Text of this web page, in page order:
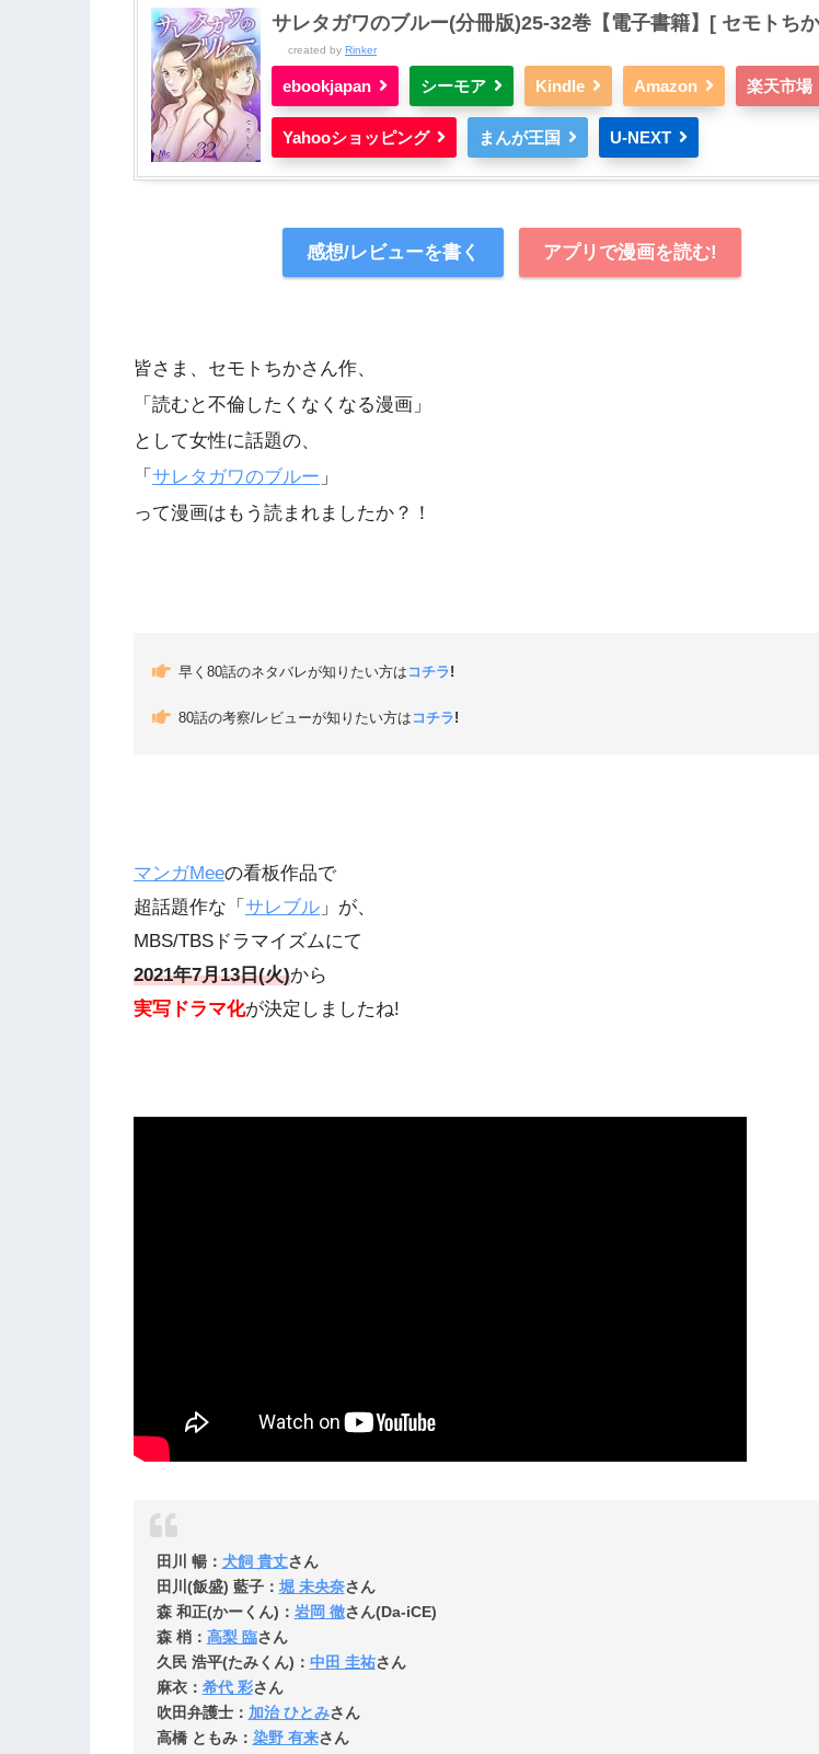
サレタガワのブルー(分冊版)25-32巻【電子書籍】[ セモトち
created by Rinker
ebookjapan シーモア Kindle Amazon 楽天市場
Yahooショッピング まんが王国 U-NEXT
感想/レビューを書く アプリで漫画を読む!
皆さま、セモトちかさん作、
「読むと不倫したくなくなる漫画」
として女性に話題の、
「 サレタガワのブルー 」
って漫画はもう読まれましたか？！
早く80話のネタバレが知りたい方は コチラ!
80話の考察/レビューが知りたい方は コチラ!
マンガMeeの看板作品で
超話題作な「 サレブル 」が、
MBS/TBSドラマイズムにて
2021年7月13日(火)から
実写ドラマ化が決定しましたね!
田川 暢： 犬飼 貴丈さん
田川(飯盛) 藍子： 堀 未央奈さん
森 和正(かーくん)： 岩岡 徹さん(Da-iCE)
森 梢： 高梨 臨さん
久民 浩平(たみくん)： 中田 圭祐さん
麻衣： 希代 彩さん
吹田弁護士： 加治 ひとみさん
高橋 ともみ： 染野 有来さん